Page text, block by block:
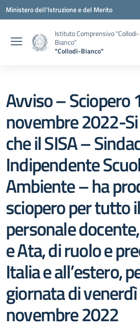
Vai ai contenuti
Vai al menu di navigazione
Vai al footer
Ministero dell'Istruzione e del Merito
Istituto Comprensivo "Collodi-
Bianco"
"Collodi-Bianco"
Avviso – Sciopero
novembre 2022-
che il SISA –
Indipendente
Ambiente – ha
sciopero per tutto il
personale
e Ata, di ruolo e
Italia e all’estero,
giornata di
novembre 2022